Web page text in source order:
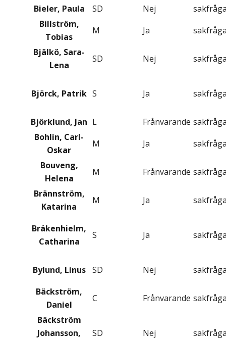
Bieler, Paula
SD Nej
Billström,
Tobias
M Ja
Bjälkö, Sara-
Lena
SD Nej
Björck, Patrik S Ja
Björklund, Jan L Frånvarande
Bohlin, Carl-
Oskar
M Ja
Bouveng,
Helena
M Frånvarande
Brännström,
Katarina
M Ja
Bråkenhielm,
Catharina
S Ja
Bylund, Linus SD Nej
Bäckström,
Daniel
C Frånvarande
Bäckström
Johansson,
SD Nej